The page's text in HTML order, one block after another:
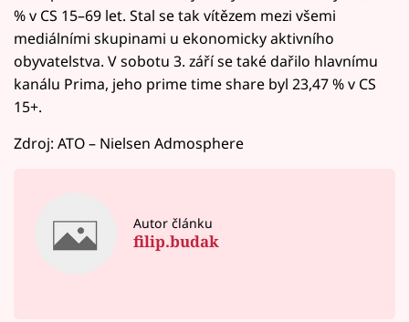
% v CS 15–69 let. Stal se tak vítězem mezi všemi
mediálními skupinami u ekonomicky aktivního
obyvatelstva. V sobotu 3. září se také dařilo hlavnímu
kanálu Prima, jeho prime time share byl 23,47 % v CS
15+.
Zdroj: ATO – Nielsen Admosphere
Autor článku
filip.budak